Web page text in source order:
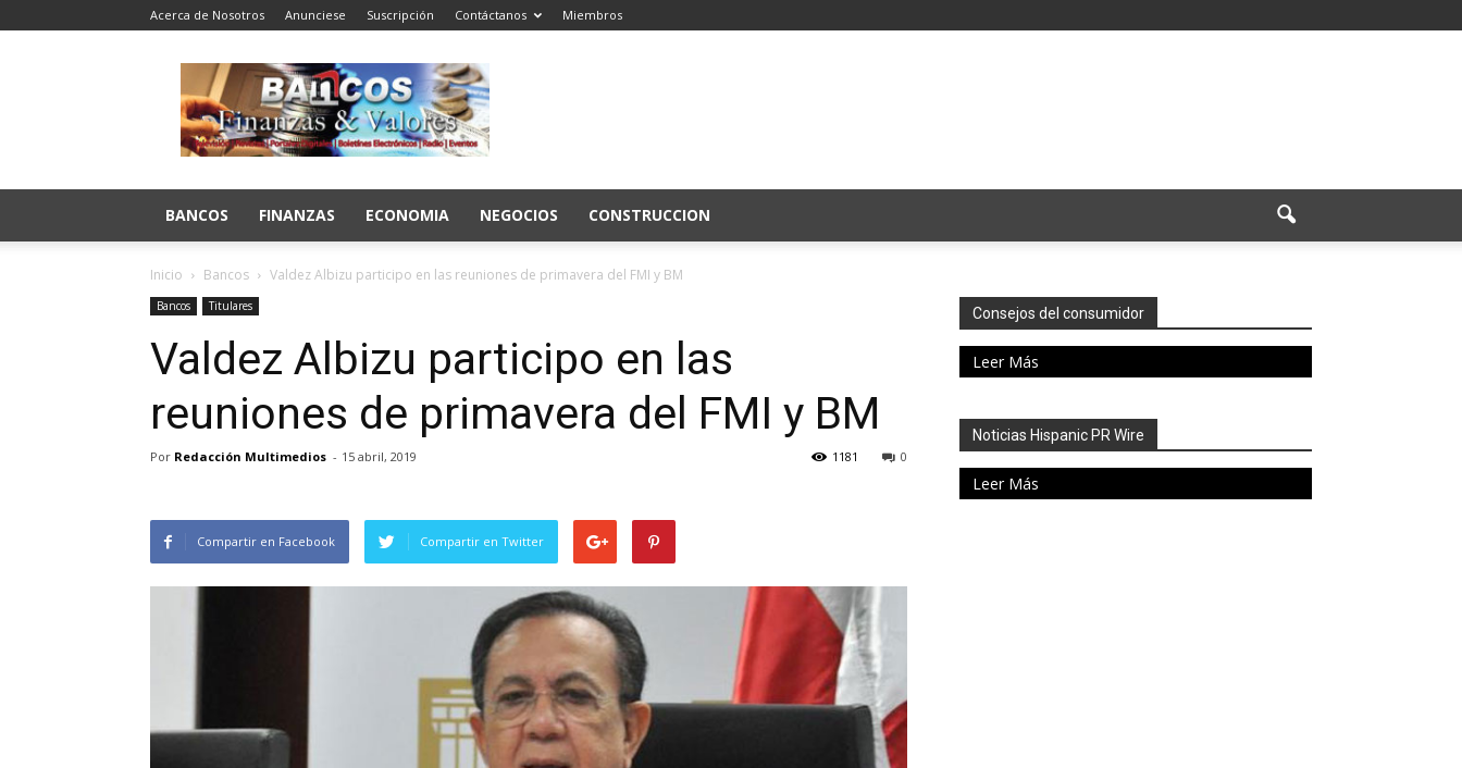
Acerca de Nosotros Anunciese Suscripción Contáctanos Miembros
Bancos
Finanzas
y
Valores
BANCOS FINANZAS ECONOMIA NEGOCIOS CONSTRUCCION
Inicio Bancos Valdez Albizu participo en las reuniones de primavera del FMI y BM
Bancos Titulares
Valdez Albizu participo en las
reuniones de primavera del FMI y BM
Por Redacción Multimedios - 15 abril, 2019 0
1181
Compartir en Facebook Compartir en Twitter
Consejos del consumidor
Leer Más
Noticias Hispanic PR Wire
Leer Más